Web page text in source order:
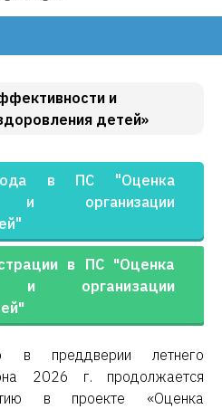
и
детей»
в ПС "Оценка
и организации
в ПС "Оценка
и организации
в преддверии летнего
2026 г. продолжается
в проекте «Оценка